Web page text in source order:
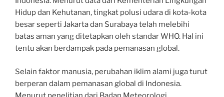
Hidup dan Kehutanan, tingkat polusi udara di kota-kota
besar seperti Jakarta dan Surabaya telah melebihi
batas aman yang ditetapkan oleh standar WHO. Hal ini
tentu akan berdampak pada pemanasan global.
Selain faktor manusia, perubahan iklim alami juga turut
berperan dalam pemanasan global di Indonesia.